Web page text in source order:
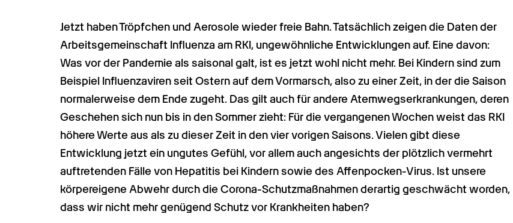
Jetzt haben Tröpfchen und Aerosole wieder freie Bahn. Tatsächlich zeigen die Daten der
Arbeitsgemeinschaft Influenza am RKI, ungewöhnliche Entwicklungen auf. Eine davon:
Was vor der Pandemie als saisonal galt, ist es jetzt wohl nicht mehr. Bei Kindern sind zum
Beispiel Influenzaviren seit Ostern auf dem Vormarsch, also zu einer Zeit, in der die Saison
normalerweise dem Ende zugeht. Das gilt auch für andere Atemwegserkrankungen, deren
Geschehen sich nun bis in den Sommer zieht: Für die vergangenen Wochen weist das RKI
höhere Werte aus als zu dieser Zeit in den vier vorigen Saisons. Vielen gibt diese
Entwicklung jetzt ein ungutes Gefühl, vor allem auch angesichts der plötzlich vermehrt
auftretenden Fälle von Hepatitis bei Kindern sowie des Affenpocken-Virus. Ist unsere
körpereigene Abwehr durch die Corona-Schutzmaßnahmen derartig geschwächt worden,
dass wir nicht mehr genügend Schutz vor Krankheiten haben?